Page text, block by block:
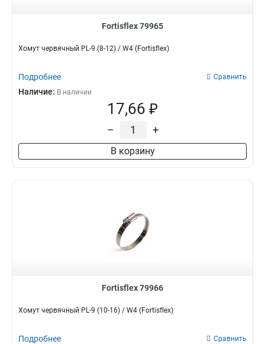
Fortisflex 79965
Хомут червячный PL-9 (8-12) / W4 (Fortisflex)
Подробнее Сравнить
Наличие: В наличии
17,66 ₽
– +
В корзину
Fortisflex 79966
Хомут червячный PL-9 (10-16) / W4 (Fortisflex)
Подробнее Сравнить